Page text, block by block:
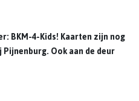
BKM-4-Kids! Kaarten zijn nog
Ook aan de deur